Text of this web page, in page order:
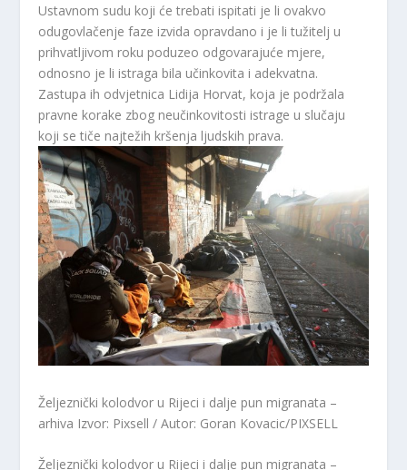
Ustavnom sudu koji će trebati ispitati je li ovakvo
odugovlačenje faze izvida opravdano i je li tužitelj u
prihvatljivom roku poduzeo odgovarajuće mjere,
odnosno je li istraga bila učinkovita i adekvatna.
Zastupa ih odvjetnica Lidija Horvat, koja je podržala
pravne korake zbog neučinkovitosti istrage u slučaju
koji se tiče najtežih kršenja ljudskih prava.
Željeznički kolodvor u Rijeci i dalje pun migranata –
arhiva Izvor: Pixsell / Autor: Goran Kovacic/PIXSELL
Željeznički kolodvor u Rijeci i dalje pun migranata –